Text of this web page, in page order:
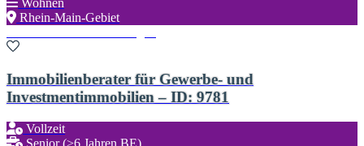
Wohnen
Rhein-Main-Gebiet
Immobilienberater für Gewerbe- und
Investmentimmobilien – ID: 9781
Vollzeit
Senior (>6 Jahren BE)